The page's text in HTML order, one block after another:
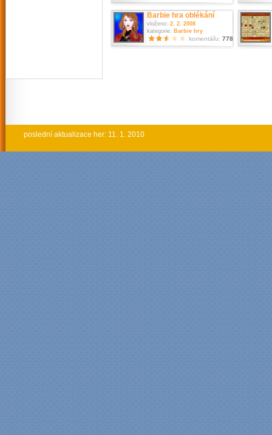
Barbie hra oblékání
vloženo: 2. 2. 2008
kategorie: Barbie hry
komentářu: 778
poslední aktualizace her: 11. 1. 2010